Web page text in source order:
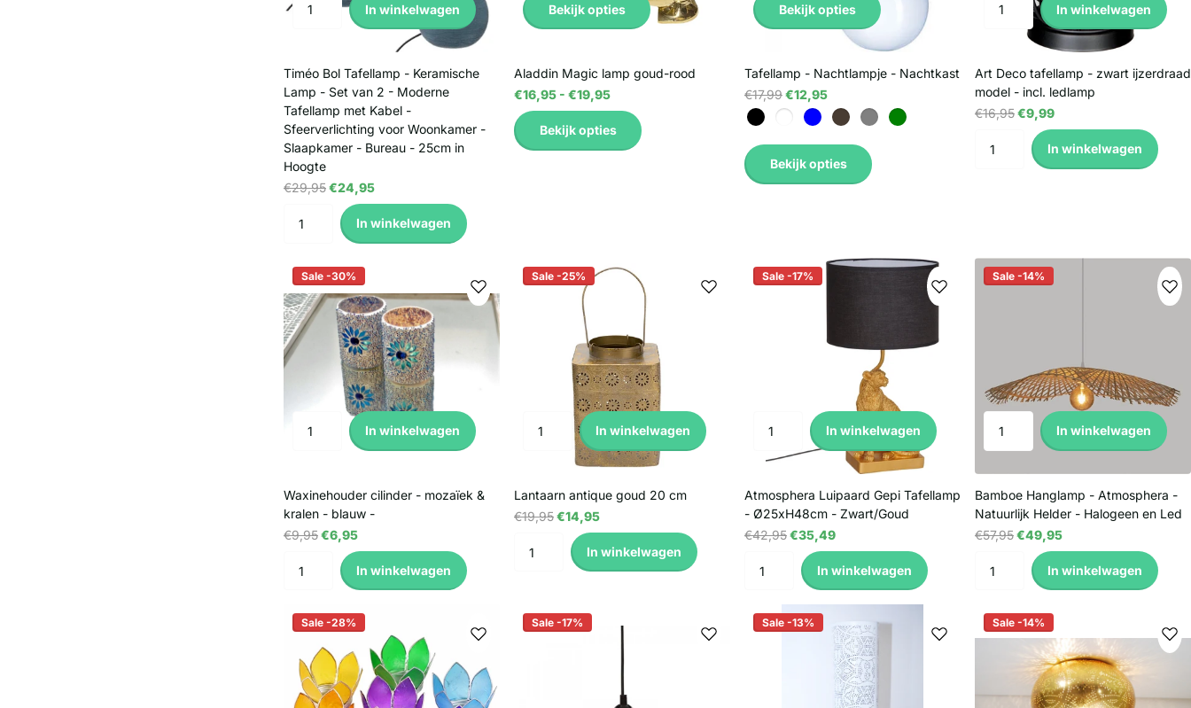
In winkelwagen
Timéo Bol Tafellamp - Keramische
Lamp - Set van 2 - Moderne
Tafellamp met Kabel -
Sfeerverlichting voor Woonkamer -
Slaapkamer - Bureau - 25cm in
Hoogte
€29,95€24,95
In winkelwagen
Bekijk opties
Aladdin Magic lamp goud-rood
€16,95 - €19,95
Bekijk opties
Bekijk opties
Tafellamp - Nachtlampje - Nachtkast
€17,99€12,95
Bekijk opties
In winkelwagen
Art Deco tafellamp - zwart ijzerdraad
model - incl. ledlamp
€16,95€9,99
In winkelwagen
Sale -30%
In winkelwagen
Waxinehouder cilinder - mozaïek &
kralen - blauw -
€9,95€6,95
In winkelwagen
Sale -25%
In winkelwagen
Lantaarn antique goud 20 cm
€19,95€14,95
In winkelwagen
Sale -17%
In winkelwagen
Atmosphera Luipaard Gepi Tafellamp
- Ø25xH48cm - Zwart/Goud
€42,95€35,49
In winkelwagen
Sale -14%
In winkelwagen
Bamboe Hanglamp - Atmosphera -
Natuurlijk Helder - Halogeen en Led
€57,95€49,95
In winkelwagen
Sale -28% Sale -17% Sale -13% Sale -14%